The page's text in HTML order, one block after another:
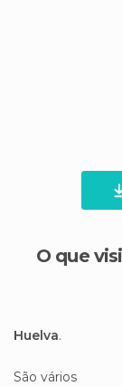
O que
Huelva.
São vários